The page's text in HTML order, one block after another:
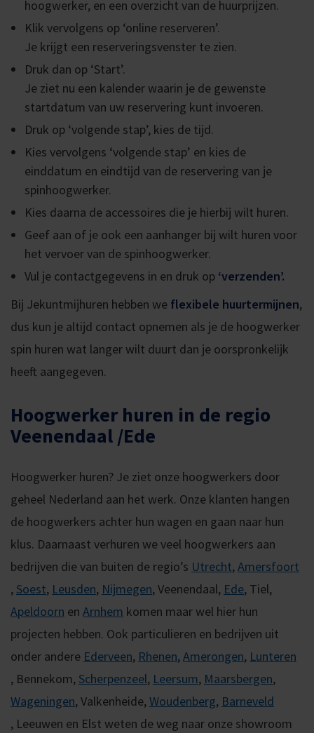
hoogwerker, en een overzicht van de huurprijzen.
Klik vervolgens op ‘online reserveren’.
Je krijgt een reserveringsvenster te zien.
Druk dan op ‘Start’.
Je ziet nu een kalender waarin je de gewenste
startdatum van uw reservering kunt invoeren.
Druk op ‘volgende stap’, kies de tijd.
Kies vervolgens ‘volgende stap’ en kies de
einddatum en eindtijd van de reservering van je
spinhoogwerker.
Kies daarna de accessoires die je hierbij wilt huren.
Geef aan of je ook een aanhanger bij wilt huren voor
het vervoer van de spinhoogwerker.
Vul je contactgegevens in en druk op ‘verzenden’.
Bij Jekuntmijhuren hebben we flexibele huurtermijnen,
dus kun je altijd contact opnemen als je de hoogwerker
spin huren wat langer wilt duurt dan je oorspronkelijk
heeft aangegeven.
Hoogwerker huren in de regio
Veenendaal /Ede
Hoogwerker huren? Je ziet onze hoogwerkers door
geheel Nederland aan het werk. Onze klanten hangen
de hoogwerkers achter hun wagen en gaan naar hun
klus. Daarnaast verhuren we veel hoogwerkers aan
bedrijven die van buiten de regio’s Utrecht,Amersfoort
, Soest, Leusden, Nijmegen, Veenendaal, Ede, Tiel,
Apeldoorn en Arnhem komen maar wel hier hun
projecten hebben. Ook particulieren en bedrijven uit
onder andere Ederveen, Rhenen,Amerongen, Lunteren
, Bennekom, Scherpenzeel, Leersum, Maarsbergen,
Wageningen,Valkenheide,Woudenberg, Barneveld
, Leeuwen en Elst weten de weg naar onze showroom